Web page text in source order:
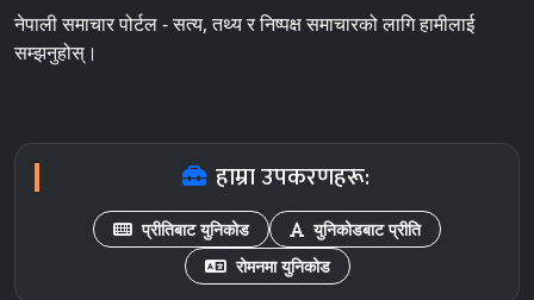
नेपाली समाचार पोर्टल - सत्य, तथ्य र निष्पक्ष समाचारको लागि हामीलाई
सम्झनुहोस्।
हाम्रा उपकरणहरू:
प्रीतिबाट युनिकोड
युनिकोडबाट प्रीति
रोमनमा युनिकोड